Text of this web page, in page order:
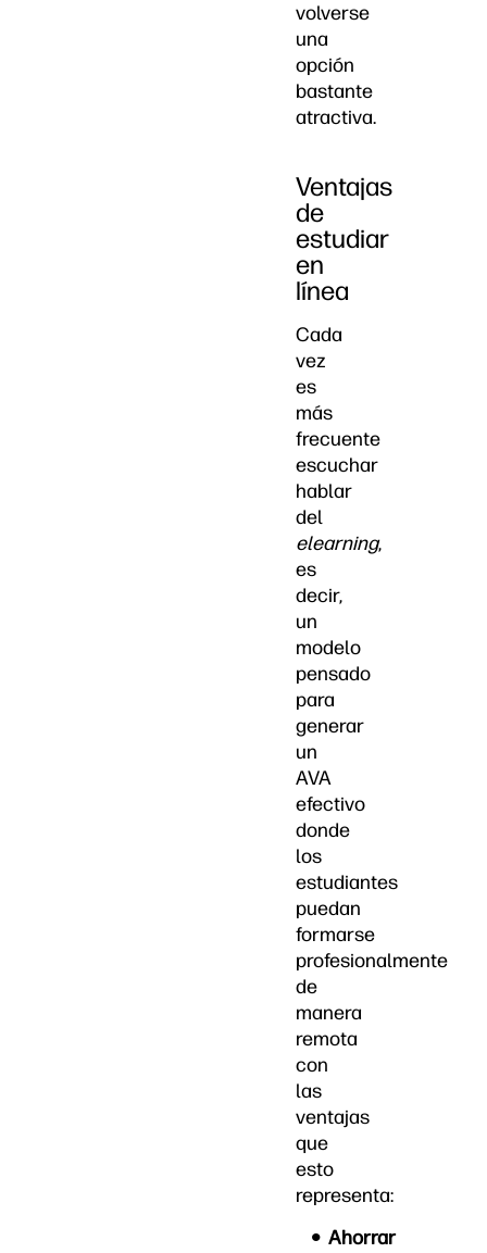
volverse
una
opción
bastante
atractiva.
Ventajas
de
estudiar
en
línea
Cada
vez
es
más
frecuente
escuchar
hablar
del
elearning,
es
decir,
un
modelo
pensado
para
generar
un
AVA
efectivo
donde
los
estudiantes
puedan
formarse
profesionalmente
de
manera
remota
con
las
ventajas
que
esto
representa:
Ahorrar